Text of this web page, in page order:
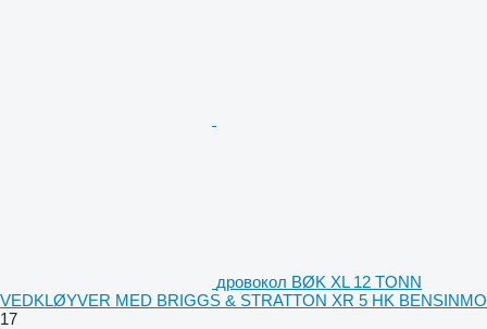
дровокол BØK XL 12 TONN
VEDKLØYVER MED BRIGGS & STRATTON XR 5 HK BENSINMO
17